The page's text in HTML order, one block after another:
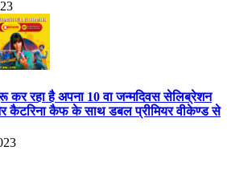
कर रहा है अपना 10 वा जन्मदिवस सेलिब्रेशन
कैफ के साथ डबल प्रीमियर वीकेण्ड से